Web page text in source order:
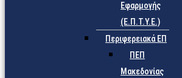
Εφαρμογής
(Ε.Π.Τ.Υ.Ε.)
Περιφερειακά ΕΠ
ΠΕΠ
Μακεδονίας